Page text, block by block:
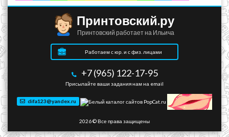
Принтовский.ру
Принтовский работает на Ильича
Работаем с юр. и с физ. лицами
+7 (965) 122-17-95
Присылайте ваши задания нам на email
difa123@yandex.ru
2026 © Все права защищены